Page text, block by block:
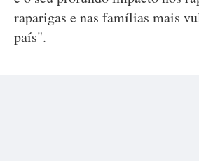
raparigas e nas famílias mais
país".